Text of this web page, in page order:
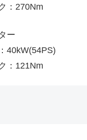
：270Nm
ー
40kW(54PS)
：121Nm